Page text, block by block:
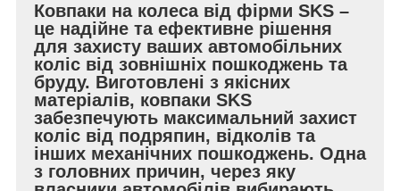
Ковпаки на колеса від фірми SKS –
це надійне та ефективне рішення
для захисту ваших автомобільних
коліс від зовнішніх пошкоджень та
бруду. Виготовлені з якісних
матеріалів, ковпаки SKS
забезпечують максимальний захист
коліс від подряпин, відколів та
інших механічних пошкоджень. Одна
з головних причин, через яку